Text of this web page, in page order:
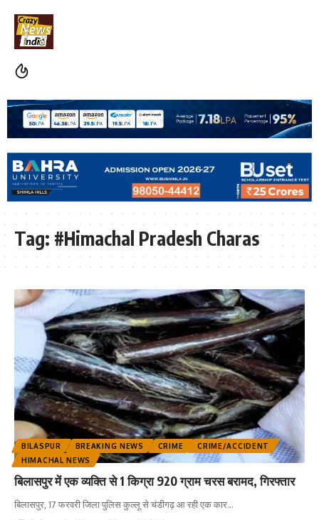
Tag: #Himachal Pradesh Charas
BILASPUR BREAKING NEWS CRIME
CRIME/ACCIDENT
HIMACHAL NEWS
बिलासपुर में एक व्यक्ति से 1 किग्रा 920 ग्राम चरस बरामद, गिरफ्तार
बिलासपुर, 17 फरवरी जिला पुलिस कुल्लू से चंडीगढ़ आ रही एक कार…